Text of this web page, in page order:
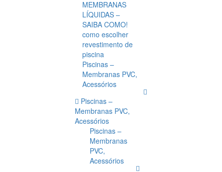
MEMBRANAS
LÍQUIDAS –
SAIBA COMO!
como escolher
revestimento de
piscina
Piscinas –
Membranas PVC,
Acessórios
Piscinas –
Membranas PVC,
Acessórios
Piscinas –
Membranas
PVC,
Acessórios